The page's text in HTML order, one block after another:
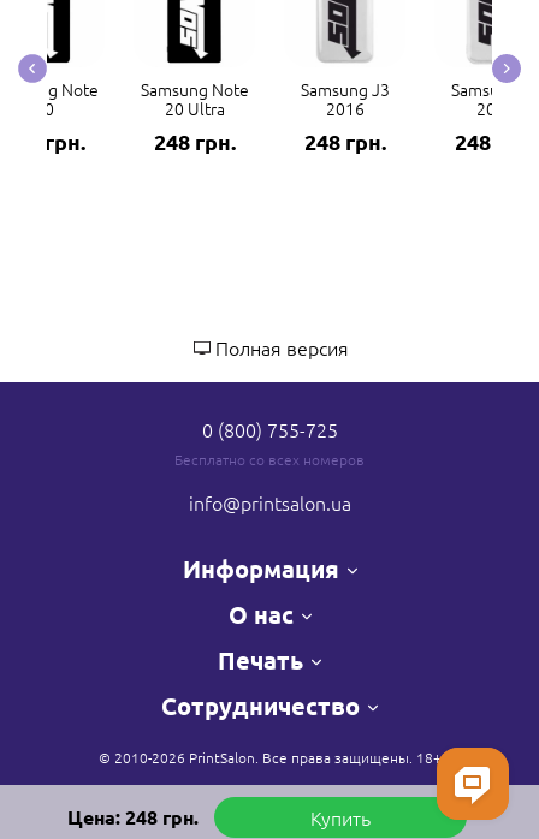
Note
20
248 грн.
Samsung Note
20 Ultra
248 грн.
Samsung J3
2016
248 грн.
Samsung J3
2017
248 грн.
Цена:248грн. Купить
Полная версия
0 (800) 755-725
Бесплатно со всех номеров
info@printsalon.ua
Информация
О нас
Печать
Сотрудничество
© 2010-2026 PrintSalon. Все права защищены. 18+